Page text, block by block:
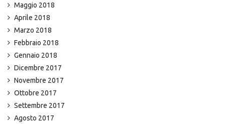
Maggio 2018
Aprile 2018
Marzo 2018
Febbraio 2018
Gennaio 2018
Dicembre 2017
Novembre 2017
Ottobre 2017
Settembre 2017
Agosto 2017